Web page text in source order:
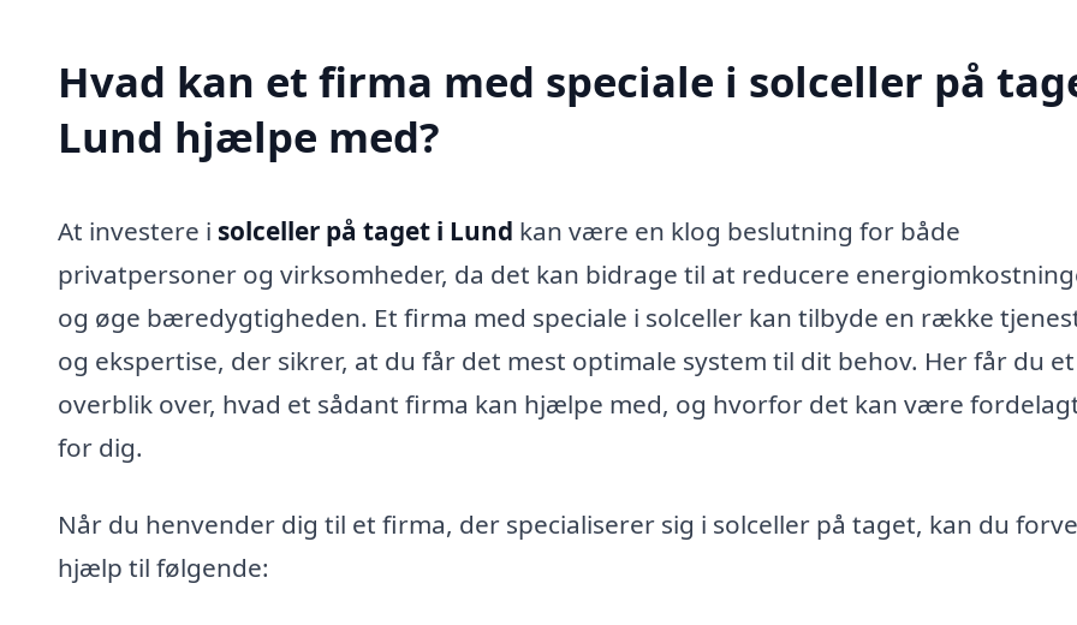
Hvad kan et firma med speciale i solceller på
Lund hjælpe med?
At investere i solceller på taget i Lund kan være en klog beslutning for både
privatpersoner og virksomheder, da det kan bidrage til at reducere
og øge bæredygtigheden. Et firma med speciale i solceller kan tilbyde en række
og ekspertise, der sikrer, at du får det mest optimale system til dit behov. Her får du et
overblik over, hvad et sådant firma kan hjælpe med, og hvorfor det kan være
for dig.
Når du henvender dig til et firma, der specialiserer sig i solceller på taget, kan du
hjælp til følgende: